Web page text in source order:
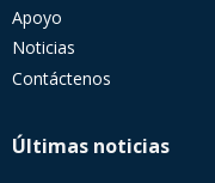
Apoyo
Noticias
Contáctenos
Últimas noticias